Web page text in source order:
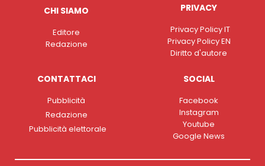
CHI SIAMO
Editore
Redazione
PRIVACY
Privacy Policy IT
Privacy Policy EN
Diritto d'autore
CONTATTACI
Pubblicità
Redazione
Pubblicità elettorale
SOCIAL
Facebook
Instagram
Youtube
Google News